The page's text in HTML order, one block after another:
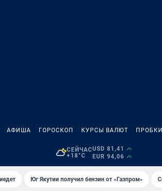
АФИША ГОРОСКОП КУРСЫ ВАЛЮТ ПРОБКИ
СЕЙЧАС
+18°C
USD 81,41
EUR 94,06
Юг Якутии получил бензин от «Газпром»